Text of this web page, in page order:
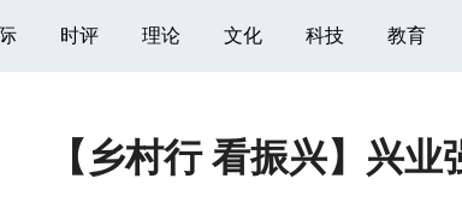
时评 理论 文化 科技 教育
【乡村行 看振兴】兴